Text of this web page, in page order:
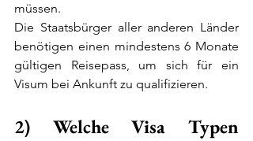
müssen.
Die Staatsbürger aller anderen Länder
benötigen einen mindestens 6 Monate
gültigen Reisepass, um sich für ein
Visum bei Ankunft zu qualifizieren.
2) Welche Visa Typen